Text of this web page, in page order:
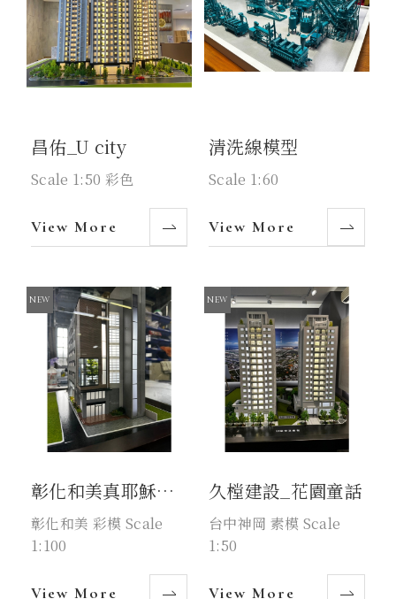
昌佑_U city
Scale 1:50 彩色
View More
清洗線模型
Scale 1:60
View More
彰化和美真耶穌教
會
彰化和美 彩模 Scale
1:100
View More
久樘建設_花園童話
台中神岡 素模 Scale
1:50
View More